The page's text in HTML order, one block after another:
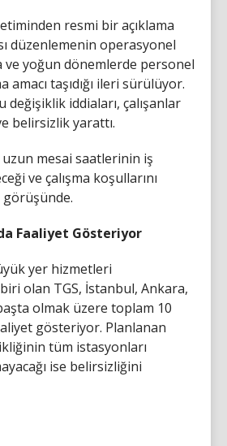
resmi bir açıklama
düzenlemenin operasyonel
ve yoğun dönemlerde personel
amacı taşıdığı ileri sürülüyor.
değişiklik iddiaları, çalışanlar
belirsizlik yarattı.
mesai saatlerinin iş
ve çalışma koşullarını
görüşünde.
Faaliyet Gösteriyor
yer hizmetleri
biri olan TGS, İstanbul, Ankara,
olmak üzere toplam 10
gösteriyor. Planlanan
tüm istasyonları
ise belirsizliğini